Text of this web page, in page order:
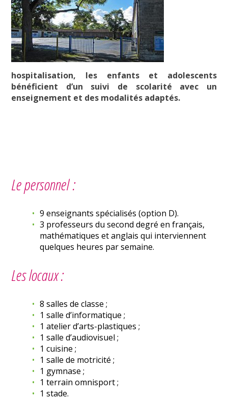
hospitalisation, les enfants et adolescents
bénéficient d’un suivi de scolarité avec un
enseignement et des modalités adaptés.
Le personnel :
9 enseignants spécialisés (option D).
3 professeurs du second degré en français,
mathématiques et anglais qui interviennent
quelques heures par semaine.
Les locaux :
8 salles de classe ;
1 salle d’informatique ;
1 atelier d’arts-plastiques ;
1 salle d’audiovisuel ;
1 cuisine ;
1 salle de motricité ;
1 gymnase ;
1 terrain omnisport ;
1 stade.